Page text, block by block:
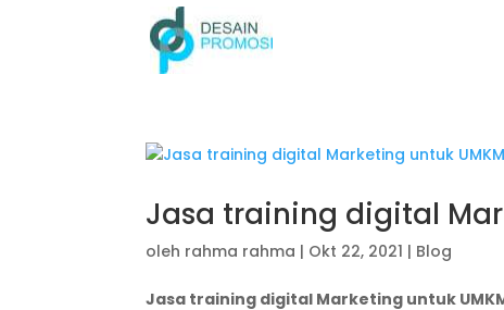
Jasa training digital
oleh rahma rahma | Okt 22, 2021 | Blog
Jasa training digital Marketing untuk